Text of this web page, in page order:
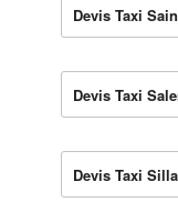
Devis Taxi
Devis Taxi
Devis Taxi